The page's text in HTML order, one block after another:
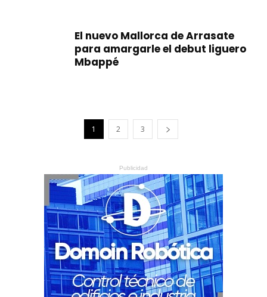
El nuevo Mallorca de Arrasate
para amargarle el debut liguero
Mbappé
1 2 3
Publicidad